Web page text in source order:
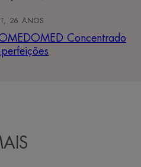
26 ANOS
Concentrado